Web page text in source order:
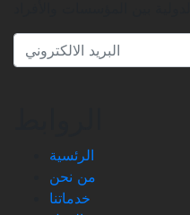
الرئسية
من نحن
خدماتنا